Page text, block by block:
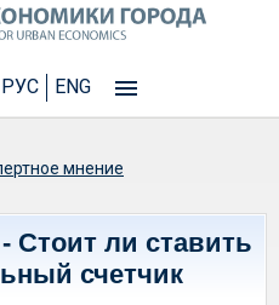
РУС ENG
мнение
Стоит ли ставить
счетчик